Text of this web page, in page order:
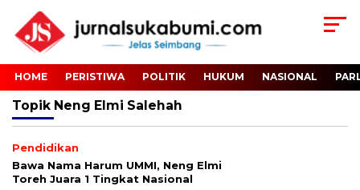
HOME PERISTIWA POLITIK HUKUM NASIONAL
Topik Neng Elmi Salehah
Pendidikan
Bawa Nama Harum UMMI, Neng Elmi
Toreh Juara 1 Tingkat Nasional